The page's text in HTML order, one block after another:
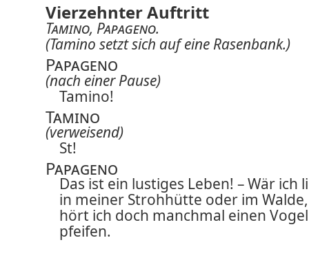
Vierzehnter Auftritt
Tamino, Papageno.
(Tamino setzt sich auf eine Rasenbank.)
Papageno
(nach einer Pause)
Tamino!
Tamino
(verweisend)
St!
Papageno
Das ist ein lustiges Leben! – Wär ich
in meiner Strohhütte oder im
hört ich doch manchmal einen Vogel
pfeifen.